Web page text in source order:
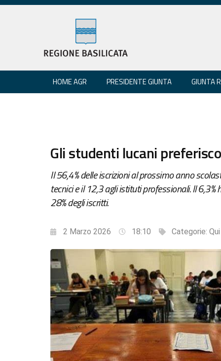
HOME AGR PRESIDENTE GIUNTA GIUNTA
Gli studenti lucani
Il 56,4% delle iscrizioni al prossimo anno
tecnici e il 12,3 agli istituti professionali. Il
28% degli iscritti.
2 Marzo 2026 18:10 Categorie: